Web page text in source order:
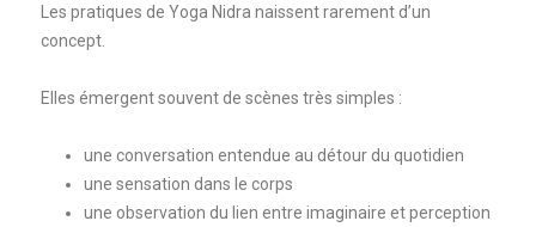
Les pratiques de Yoga Nidra naissent rarement d’un
concept.
Elles émergent souvent de scènes très simples :
une conversation entendue au détour du quotidien
une sensation dans le corps
une observation du lien entre imaginaire et perception